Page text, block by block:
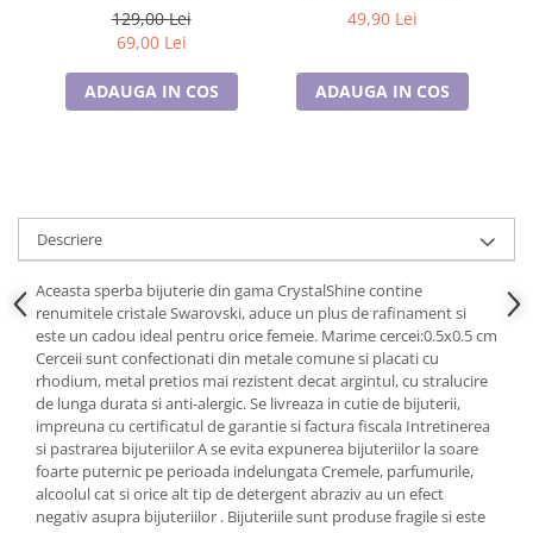
Cadouri pentru Doctori
Cadouri pentru Sfânta Maria
Martisoare
129,00 Lei
69,00 Lei
ADAUGA IN COS
49,90 Lei
ADAUGA IN COS
Descriere
Aceasta sperba bijuterie din gama CrystalShine contine
renumitele cristale Swarovski, aduce un plus de rafinament si
este un cadou ideal pentru orice femeie. Marime cercei:0.5x0.5 cm
Cerceii sunt confectionati din metale comune si placati cu
rhodium, metal pretios mai rezistent decat argintul, cu stralucire
de lunga durata si anti-alergic. Se livreaza in cutie de bijuterii,
impreuna cu certificatul de garantie si factura fiscala Intretinerea
si pastrarea bijuteriilor A se evita expunerea bijuteriilor la soare
foarte puternic pe perioada indelungata Cremele, parfumurile,
alcoolul cat si orice alt tip de detergent abraziv au un efect
negativ asupra bijuteriilor . Bijuteriile sunt produse fragile si este